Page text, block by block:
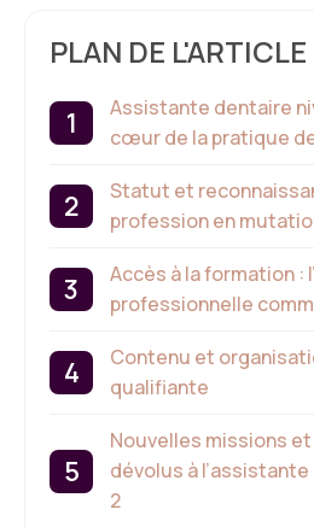
PLAN DE L'ARTICLE
Assistante dentaire
cœur de la pratique
Statut et
profession en
Accès à la formation :
professionnelle
Contenu et
qualifiante
Nouvelles missions
dévolus à
2